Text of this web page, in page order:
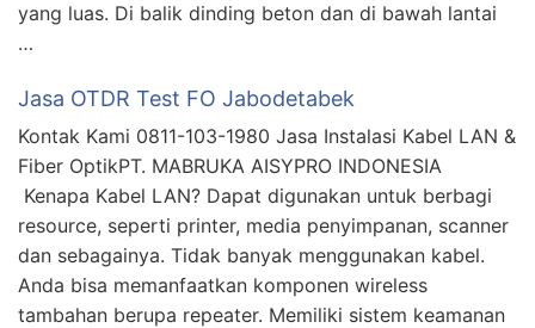
yang luas. Di balik dinding beton dan di bawah lantai
…
Jasa OTDR Test FO Jabodetabek
Kontak Kami 0811-103-1980 Jasa Instalasi Kabel LAN &
Fiber OptikPT. MABRUKA AISYPRO INDONESIA
Kenapa Kabel LAN? Dapat digunakan untuk berbagi
resource, seperti printer, media penyimpanan, scanner
dan sebagainya. Tidak banyak menggunakan kabel.
Anda bisa memanfaatkan komponen wireless
tambahan berupa repeater. Memiliki sistem keamanan